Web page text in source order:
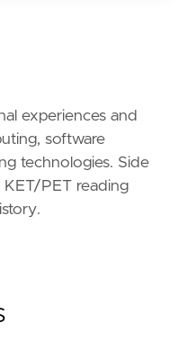
experiences and
software
technologies. Side
PET reading